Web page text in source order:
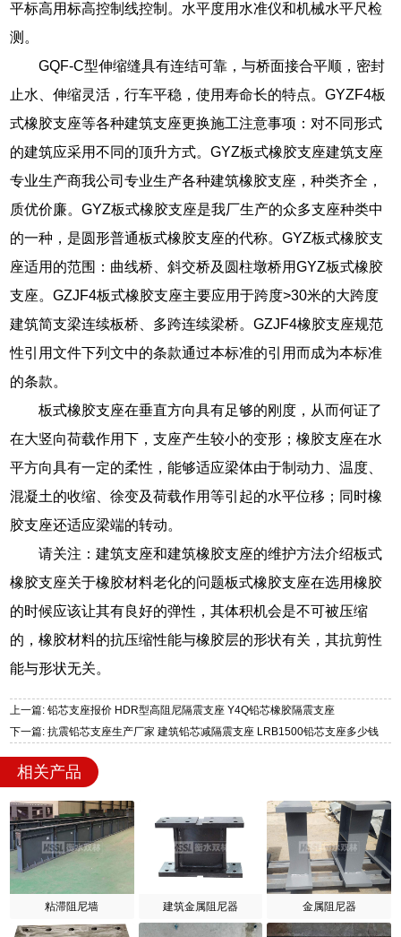
平标高用标高控制线控制。水平度用水准仪和机械水平尺检
测。
GQF-C型伸缩缝具有连结可靠，与桥面接合平顺，密封
止水、伸缩灵活，行车平稳，使用寿命长的特点。GYZF4板
式橡胶支座等各种建筑支座更换施工注意事项：对不同形式
的建筑应采用不同的顶升方式。GYZ板式橡胶支座建筑支座
专业生产商我公司专业生产各种建筑橡胶支座，种类齐全，
质优价廉。GYZ板式橡胶支座是我厂生产的众多支座种类中
的一种，是圆形普通板式橡胶支座的代称。GYZ板式橡胶支
座适用的范围：曲线桥、斜交桥及圆柱墩桥用GYZ板式橡胶
支座。GZJF4板式橡胶支座主要应用于跨度>30米的大跨度
建筑简支梁连续板桥、多跨连续梁桥。GZJF4橡胶支座规范
性引用文件下列文中的条款通过本标准的引用而成为本标准
的条款。
板式橡胶支座在垂直方向具有足够的刚度，从而何证了
在大竖向荷载作用下，支座产生较小的变形；橡胶支座在水
平方向具有一定的柔性，能够适应梁体由于制动力、温度、
混凝土的收缩、徐变及荷载作用等引起的水平位移；同时橡
胶支座还适应梁端的转动。
请关注：建筑支座和建筑橡胶支座的维护方法介绍板式
橡胶支座关于橡胶材料老化的问题板式橡胶支座在选用橡胶
的时候应该让其有良好的弹性，其体积机会是不可被压缩
的，橡胶材料的抗压缩性能与橡胶层的形状有关，其抗剪性
能与形状无关。
上一篇: 铅芯支座报价 HDR型高阻尼隔震支座 Y4Q铅芯橡胶隔震支座
下一篇: 抗震铅芯支座生产厂家 建筑铅芯减隔震支座 LRB1500铅芯支座多少钱
相关产品
粘滞阻尼墙 建筑金属阻尼器 金属阻尼器